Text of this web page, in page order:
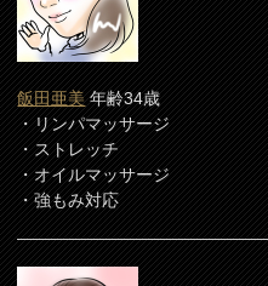
飯田亜美年齢34歳
・リンパマッサージ
・ストレッチ
・オイルマッサージ
・強もみ対応